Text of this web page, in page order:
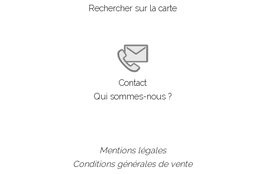
Rechercher sur la carte
Contact
Qui sommes-nous ?
Mentions légales
Conditions générales de vente